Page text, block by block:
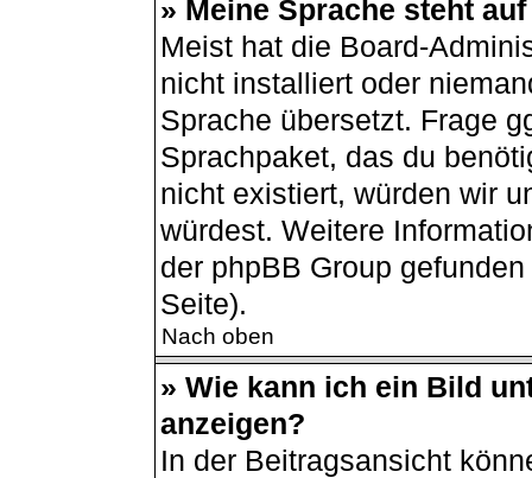
» Meine Sprache steht
Meist hat die Board-
nicht installiert oder
Sprache übersetzt. Frage
Sprachpaket, das du
nicht existiert, würden wir
würdest. Weitere
der phpBB Group
Seite).
Nach oben
» Wie kann ich ein Bild
anzeigen?
In der Beitragsansicht